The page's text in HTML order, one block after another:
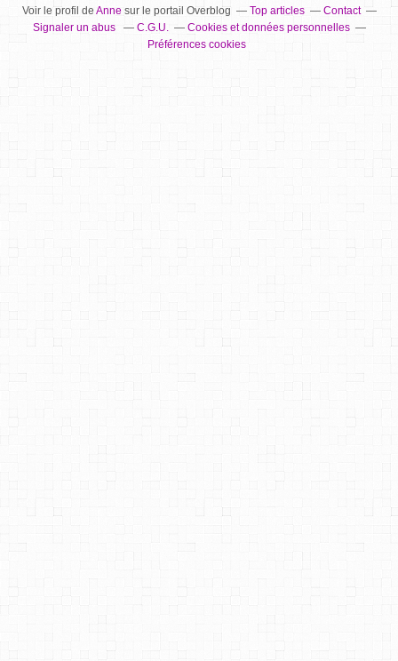
Voir le profil de Annesur le portail Overblog Top articles
Contact
Signaler un abus
C.G.U.
Cookies et données personnelles
Préférences cookies